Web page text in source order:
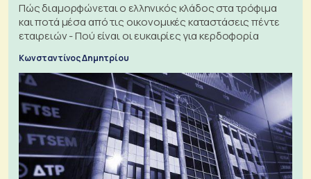
Πώς διαμορφώνεται ο ελληνικός κλάδος στα τρόφιμα
και ποτά μέσα από τις οικονομικές καταστάσεις πέντε
εταιρειών - Πού είναι οι ευκαιρίες για κερδοφορία
Κωνσταντίνος Δημητρίου